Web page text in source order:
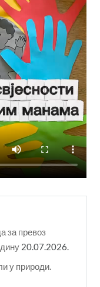
за превоз
20.07.2026.
у природи.